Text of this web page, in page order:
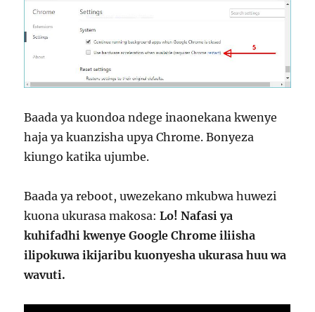
Baada ya kuondoa ndege inaonekana kwenye
haja ya kuanzisha upya Chrome. Bonyeza
kiungo katika ujumbe.
Baada ya reboot, uwezekano mkubwa huwezi
kuona ukurasa makosa:Lo! Nafasi ya
kuhifadhi kwenye Google Chrome iliisha
ilipokuwa ikijaribu kuonyesha ukurasa huu wa
wavuti.